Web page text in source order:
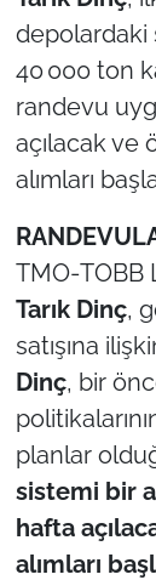
depolardaki
40 000 ton
randevu
açılacak ve
alımları
Tarık Dinç,
satışına
Dinç, bir
planlar
sistemi bir
hafta
alımları
TÜRKİYE
Bölge
Güvenlik
Genel
Politika
Flaş